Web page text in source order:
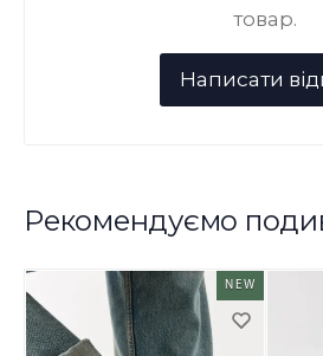
товар.
Рекомендуємо
NEW